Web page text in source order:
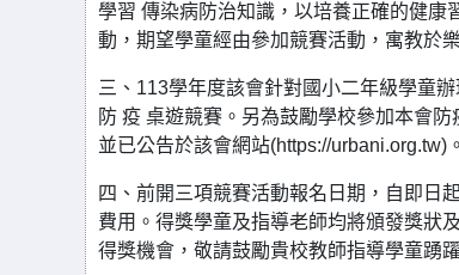
學習 傳染病防治知識，以培養正確的健康
動，期望學童經由參加競賽活動，寓教於
三、113學年度該會針對國小二年級學童
防 疫 桌遊競賽。另為鼓勵學校參加本會
並已公告於該會網站(https://urbani.org.tw)。
四、前開三項競賽活動報名日期，自即日
費用。得獎學童及指導老師均將頒發獎狀
得獎機會，敬請鼓勵貴校教師指導學童踴